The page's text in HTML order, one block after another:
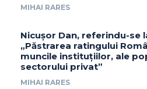
MIHAI RARES
Nicușor Dan, referindu-se
„Păstrarea ratingului
muncile instituțiilor, ale
sectorului privat”
MIHAI RARES